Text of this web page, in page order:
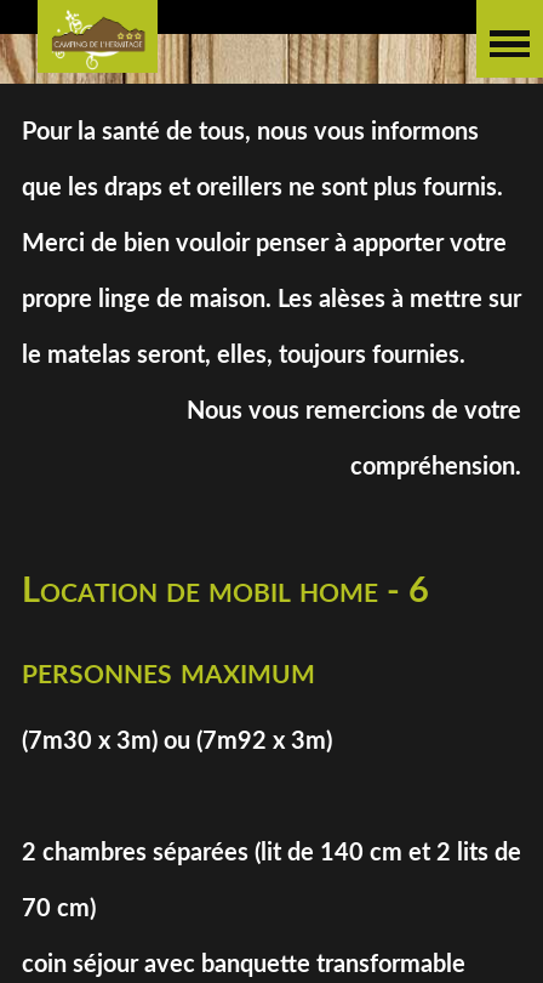
Pour la santé de tous, nous vous informons
que les draps et oreillers ne sont plus fournis.
Merci de bien vouloir penser à apporter votre
propre linge de maison. Les alèses à mettre sur
le matelas seront, elles, toujours fournies.
Nous vous remercions de votre
compréhension.
Location de mobil home - 6
personnes maximum
(7m30 x 3m) ou (7m92 x 3m)
2 chambres séparées (lit de 140 cm et 2 lits de
70 cm)
coin séjour avec banquette transformable